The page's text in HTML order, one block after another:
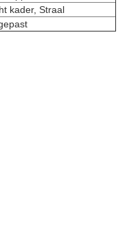
kader, Straal